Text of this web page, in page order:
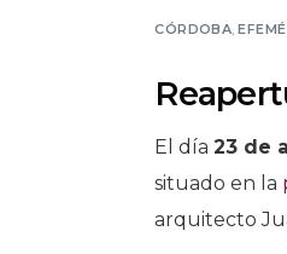
CÓRDOBA ,
El día23 de
situado en la
arquitecto